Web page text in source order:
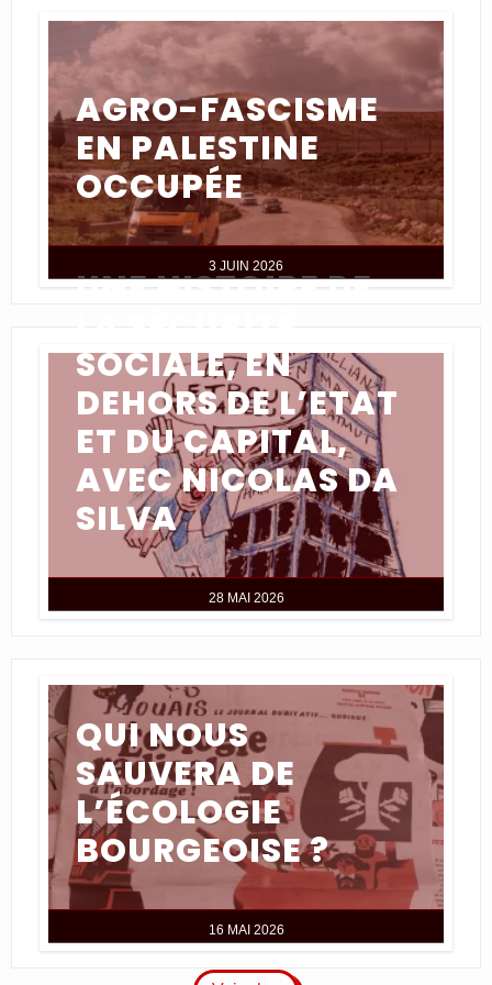
3 JUIN 2026
AGRO-FASCISME
EN PALESTINE
OCCUPÉE
28 MAI 2026
UNE HISTOIRE DE
SOCIALE, EN
DEHORS DE L’ETAT
ET DU CAPITAL,
AVEC NICOLAS DA
SILVA
16 MAI 2026
QUI NOUS
SAUVERA DE
L’ÉCOLOGIE
BOURGEOISE ?